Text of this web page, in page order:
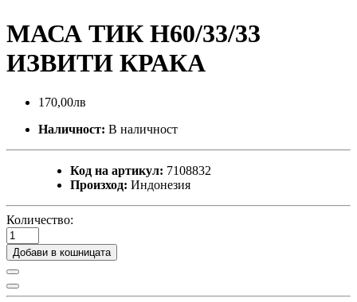
МАСА ТИК Н60/33/33
ИЗВИТИ КРАКА
170,00лв
Наличност: В наличност
Код на артикул: 7108832
Произход: Индонезия
Количество:
Добави в кошницата